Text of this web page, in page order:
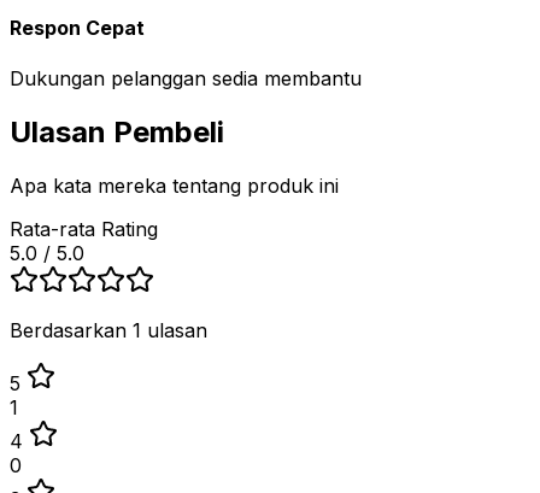
Respon Cepat
Dukungan pelanggan sedia membantu
Ulasan Pembeli
Apa kata mereka tentang produk ini
Rata-rata Rating
5.0 / 5.0
Berdasarkan 1 ulasan
5
1
4
0